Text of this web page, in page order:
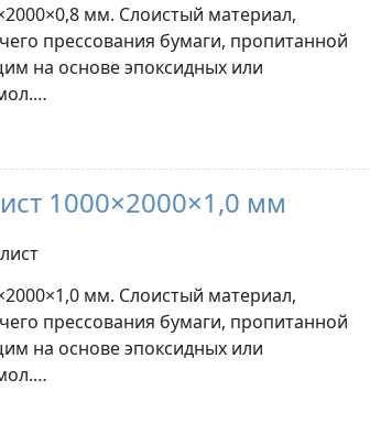
мм. Слоистый материал,
прессования бумаги, пропитанной
на основе эпоксидных или
1000×2000×1,0 мм
мм. Слоистый материал,
прессования бумаги, пропитанной
на основе эпоксидных или